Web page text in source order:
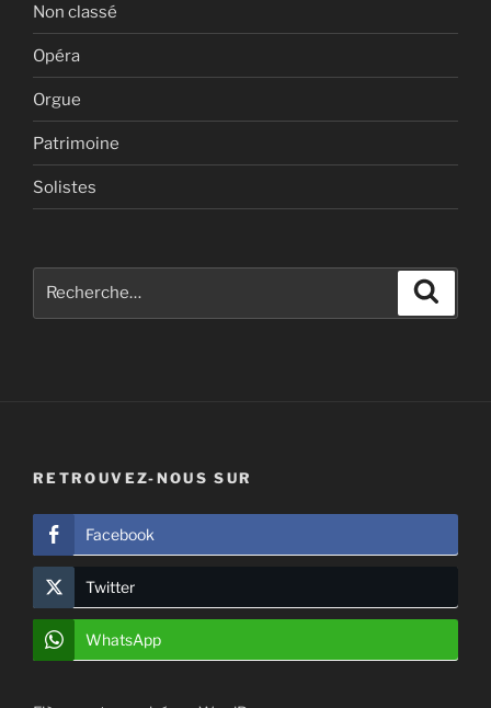
Non classé
Opéra
Orgue
Patrimoine
Solistes
RETROUVEZ-NOUS SUR
Facebook
Twitter
WhatsApp